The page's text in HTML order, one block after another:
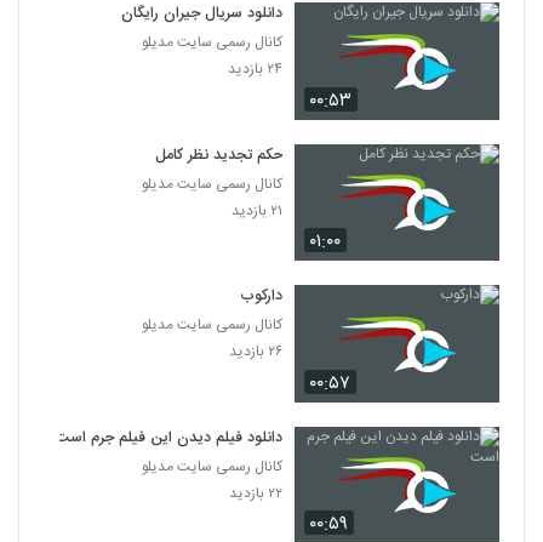
دانلود فیلم سیانور با لینک مستقیم و کیفیت
13
دانلود فیلم پله آخر
۱,۸۲۲ بازدید
دانلود فیلم امروز با کیفیت عالی
۱,۳۲۵ بازدید
دانلود فیلم سینمایی مجردها
16
دانلود فیلم ایرانی لاک قرمز
۳,۳۵۸ بازدید
دانلود فیلم سینمایی در کمال خونسردی
۱,۱۷۱ بازدید
۰۰:۵۳
دانلود سریال جیران رایگان
کانال رسمی سایت مدیلو
۲۴ بازدید
۰۱:۰۰
حکم تجدید نظر کامل
کانال رسمی سایت مدیلو
۲۱ بازدید
۰۰:۵۷
دارکوب
کانال رسمی سایت مدیلو
۲۶ بازدید
۰۰:۵۹
دانلود فیلم دیدن این فیلم جرم است
کانال رسمی سایت مدیلو
۲۲ بازدید